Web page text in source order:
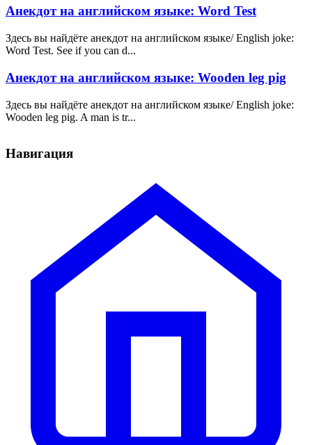
Анекдот на английском языке: Word Test
Здесь вы найдёте анекдот на английском языке/ English joke:
Word Test. See if you can d...
Анекдот на английском языке: Wooden leg pig
Здесь вы найдёте анекдот на английском языке/ English joke:
Wooden leg pig. A man is tr...
Навигация